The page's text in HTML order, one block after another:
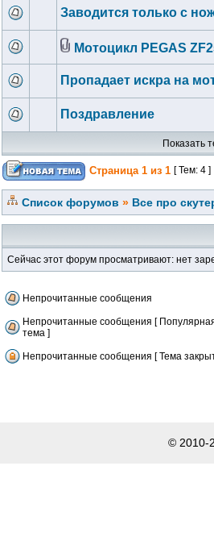
Заводится только с
Мотоцикл PEGAS
Пропадает искра на
Поздравление
Показать
Страница 1 из 1 [ Тем: 4 ]
Список форумов » Все про
Сейчас этот форум просматривают: нет
Непрочитанные сообщения
Непрочитанные сообщения [
тема ]
Непрочитанные сообщения [ Тема
© 2010-